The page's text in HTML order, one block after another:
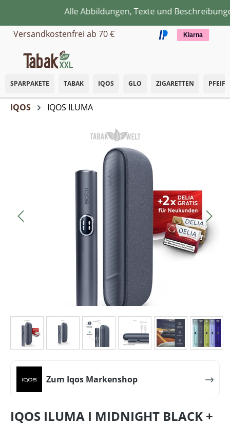
Zum Hauptinhalt springenAlle Abbildungen, Texte und
Versandkostenfrei ab 70 €
Klarna
SPARPAKETE TABAK IQOS GLO ZIGARETTEN
IQOS IQOS ILUMA
Zum Iqos Markenshop
IQOS ILUMA I MIDNIGHT BLACK +